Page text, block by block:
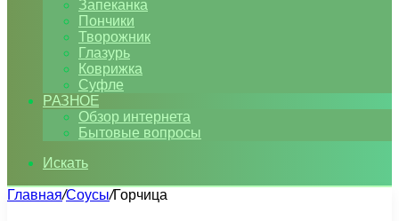
Запеканка
Пончики
Творожник
Глазурь
Коврижка
Суфле
РАЗНОЕ
Обзор интернета
Бытовые вопросы
Искать
Главная/Соусы/Горчица